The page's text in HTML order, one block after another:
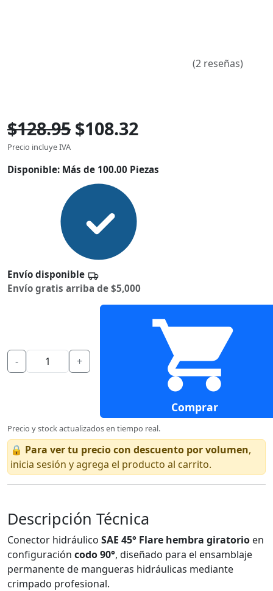
(2 reseñas)
$128.95 $108.32
Precio incluye IVA
Disponible: Más de 100.00 Piezas
Envío disponible
Envío gratis arriba de $5,000
- +
Comprar
Precio y stock actualizados en tiempo real.
🔒 Para ver tu precio con descuento por volumen,
inicia sesión y agrega el producto al carrito.
Descripción Técnica
Conector hidráulico SAE 45° Flare hembra giratorio en
configuración codo 90°, diseñado para el ensamblaje
permanente de mangueras hidráulicas mediante
crimpado profesional.